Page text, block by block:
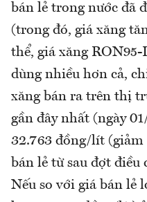
bán lẻ trong nước đã
(trong đó, giá xăng
thể, giá xăng
dùng nhiều hơn cả,
xăng bán ra trên thị
gần đây nhất (ngày
32.763 đồng/lít (giảm
bán lẻ từ sau đợt
Nếu so với giá bán lẻ